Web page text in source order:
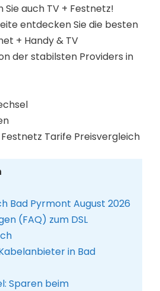
Sie auch TV + Festnetz!
entdecken Sie die besten
+ Handy & TV
der stabilsten Providers in
Tarife Preisvergleich
Bad Pyrmont August 2026
(FAQ) zum DSL
in Bad
Sparen beim